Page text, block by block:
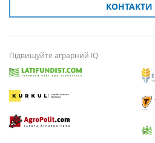
КОНТАКТИ
Підвищуйте аграрний IQ